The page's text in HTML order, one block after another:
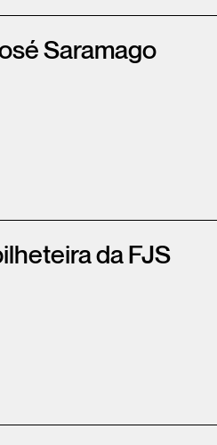
Saramago
da FJS